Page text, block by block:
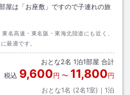
屋は「お座敷」ですので子連れの旅
名高速・東名阪・東海北陸道にも近く、
最適です。
おとな2名 1泊1部屋 合計
税込 9,600円 〜 11,800円
おとな1名 (2名1室)｜ 1泊